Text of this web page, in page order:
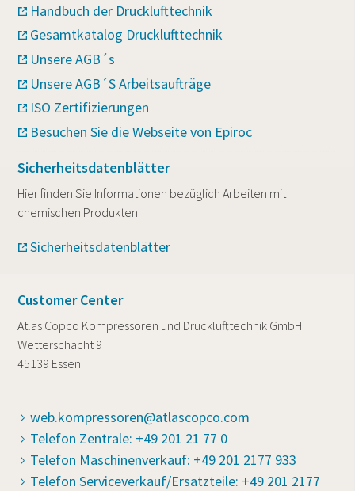
Handbuch der Drucklufttechnik
Gesamtkatalog Drucklufttechnik
Unsere AGB´s
Unsere AGB´S Arbeitsaufträge
ISO Zertifizierungen
Besuchen Sie die Webseite von Epiroc
Sicherheitsdatenblätter
Hier finden Sie Informationen bezüglich Arbeiten mit
chemischen Produkten
Sicherheitsdatenblätter
Customer Center
Atlas Copco Kompressoren und Drucklufttechnik GmbH
Wetterschacht 9
45139 Essen
web.kompressoren@atlascopco.com
Telefon Zentrale: +49 201 21 77 0
Telefon Maschinenverkauf: +49 201 2177 933
Telefon Serviceverkauf/Ersatzteile: +49 201 2177